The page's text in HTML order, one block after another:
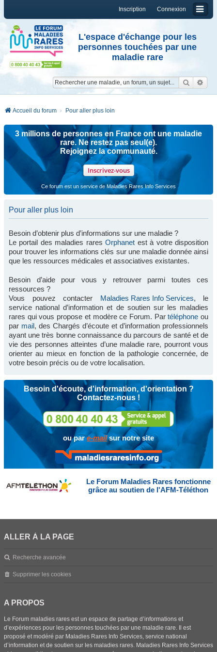
Connexion
Inscription
L'espace d'échange pour les
personnes touchées par une
maladie rare
Accueil du forum Pour aller plus loin
3 millions de personnes en France ont une maladie
rare. Ne restez pas seul(e).
Rejoignez la communauté.
Inscrivez-vous
Ce forum est un service de Maladies Rares Info Services
Pour aller plus loin
Besoin d’obtenir plus d’informations sur une maladie ?
Le portail des maladies raresOrphanet est à votre disposition
pour trouver les informations clés sur une maladie donnée ainsi
que les ressources médicales et associatives existantes.
Besoin d’aide pour vous y retrouver parmi toutes ces
ressources ?
Vous pouvez contacter Maladies Rares Info Services, le
service national d’information et de soutien sur les maladies
rares qui vous propose et modère ce Forum. Partéléphone ou
par mail, des Chargés d’écoute et d’information professionnels
ayant une très bonne connaissance du parcours de santé et de
vie des personnes atteintes d’une maladie rare, pourront vous
orienter au mieux en fonction de la pathologie concernée, de
votre besoin précis ou de votre localisation.
Besoin d'écoute, d'information, d'orientation ?
Contactez-nous !
ou pare-mailsur notre site
Le Forum Maladies Rares fonctionne
grâce au soutien de l'AFM-Téléthon
ALLER À LA PAGE
Recherche avancée
Supprimer les cookies
A PROPOS
Le Forum maladies rares est un espace de partage d’informations et
d’expériences pour les personnes touchées par une maladie rare. Il est
proposé et modéré par Maladies Rares Info Services, service national
d’information et de soutien sur les maladies rares. Maladies Rares Info Services